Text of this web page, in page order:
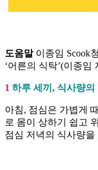
도움말이종임 Scook
‘어른의 식탁’(이종임
1 하루 세끼, 식사량의
아침, 점심은 가볍게
로 몸이 상하기 쉽고
점심 저녁의 식사량